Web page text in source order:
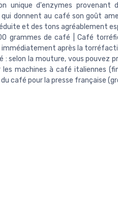
unique d'enzymes provenant
donnent au café son goût
et des tons agréablement
grammes de café | Café
après la
selon la mouture, vous pouvez
les machines à café italiennes
café pour la presse française